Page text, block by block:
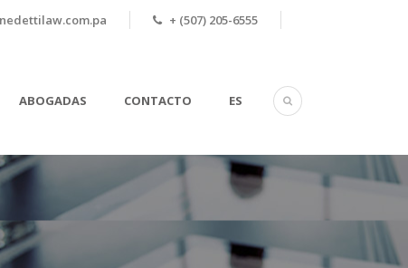
+ (507) 205-6555
ABOGADAS CONTACTO ES